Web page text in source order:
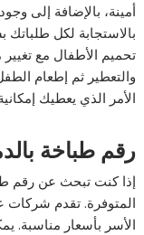
أمينة، بالإضافة إلى
بالاستجابة لكل طلباتك
تحميم الأطفال مع
والتعطير ثم إطعام
الأمر الذي يعطيك
رقم طباخة
إذا كنت تبحث عن رقم
المتوفرة. تقدم شركات
الأسر بأسعار مناسبة.